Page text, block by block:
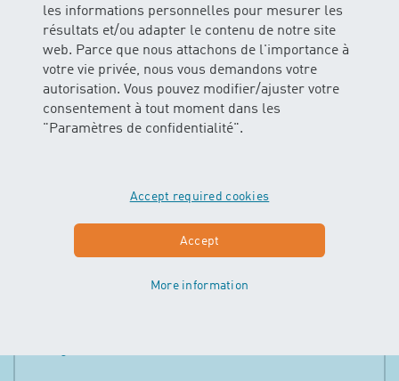
les informations personnelles pour mesurer les
résultats et/ou adapter le contenu de notre site
web. Parce que nous attachons de l'importance à
votre vie privée, nous vous demandons votre
autorisation. Vous pouvez modifier/ajuster votre
consentement à tout moment dans les
"Paramètres de confidentialité".
Accept required cookies
Accept
More information
Lucerne
Nidwald
Obwald
Soleure